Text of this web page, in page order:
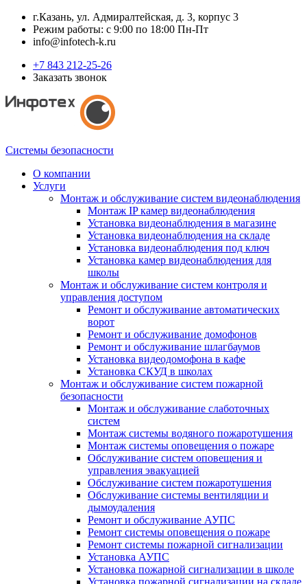
г.Казань, ул. Адмиралтейская, д. 3, корпус 3
Режим работы: с 9:00 по 18:00 Пн-Пт
info@infotech-k.ru
+7 843 212-25-26
Заказать звонок
Системы безопасности
О компании
Услуги
Монтаж и обслуживание систем видеонаблюдения
Монтаж IP камер видеонаблюдения
Установка видеонаблюдения в магазине
Установка видеонаблюдения на складе
Установка видеонаблюдения под ключ
Установка камер видеонаблюдения для
школы
Монтаж и обслуживание систем контроля и
управления доступом
Ремонт и обслуживание автоматических
ворот
Ремонт и обслуживание домофонов
Ремонт и обслуживание шлагбаумов
Установка видеодомофона в кафе
Установка СКУД в школах
Монтаж и обслуживание систем пожарной
безопасности
Монтаж и обслуживание слаботочных
систем
Монтаж системы водяного пожаротушения
Монтаж системы оповещения о пожаре
Обслуживание систем оповещения и
управления эвакуацией
Обслуживание систем пожаротушения
Обслуживание системы вентиляции и
дымоудаления
Ремонт и обслуживание АУПС
Ремонт системы оповещения о пожаре
Ремонт системы пожарной сигнализации
Установка АУПС
Установка пожарной сигнализации в школе
Установка пожарной сигнализации на складе